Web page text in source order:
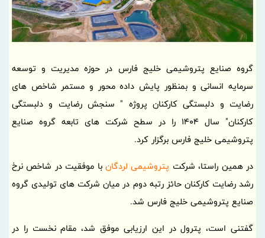
گروه صنایع پتروشیمی خلیج فارس در حوزه مدیریت و توسعه
سرمایه انسانی و بمنظور پایش داده محور و مستمر شاخص های
رضایت و دلبستگی کارکنان پروژه " سنجش رضایت و دلبستگی
کارکنان" سال 1404 را در سطح شرکت های تابعه گروه صنایع
پتروشیمی خلیج فارس برگزار کرد.
در همین راستا، شرکت پتروشیمی لردگان با موفقیت در شاخص نرخ
رشد رضایت کارکنان حائز رتبه دوم در میان شرکت های تولیدی گروه
صنایع پتروشیمی خلیج فارس شد.
گفتنی است، پترول در این ارزیابی موفق شد، مقام نخست را در